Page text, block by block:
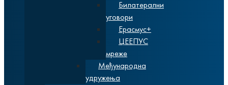
Билатерални
уговори
Ерасмус+
ЦЕЕПУС
мреже
Међународна
удружења